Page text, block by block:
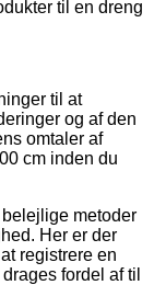
til en dreng
til at
og af den
omtaler af
cm inden du
metoder
Her er der
registrere en
fordel af til